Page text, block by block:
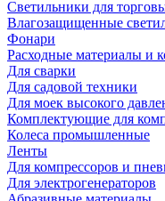
Светильники для
Влагозащищенные
Фонари
Расходные материалы и
Для сварки
Для садовой техники
Для моек высокого
Комплектующие для
Колеса промышленные
Ленты
Для компрессоров и
Для электрогенераторов